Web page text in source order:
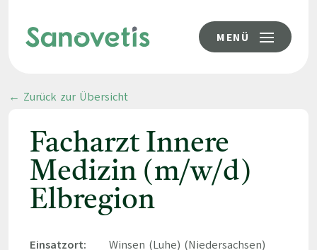
MENÜ
← Zurück zur Übersicht
Facharzt Innere
Medizin (m/w/d)
Elbregion
Einsatzort:
Winsen (Luhe) (Niedersachsen)